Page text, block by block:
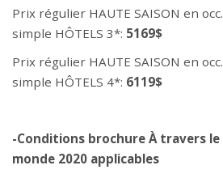
Prix régulier HAUTE SAISON en occ.
simple HÔTELS 3*: 5169$
Prix régulier HAUTE SAISON en occ.
simple HÔTELS 4*: 6119$
-Conditions brochure À travers le
monde 2020 applicables